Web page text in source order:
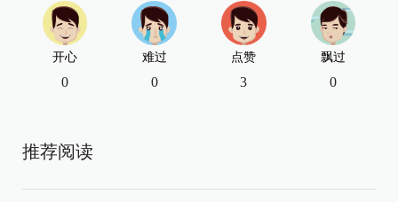
开心
0
难过
0
点赞
3
飘过
0
推荐阅读